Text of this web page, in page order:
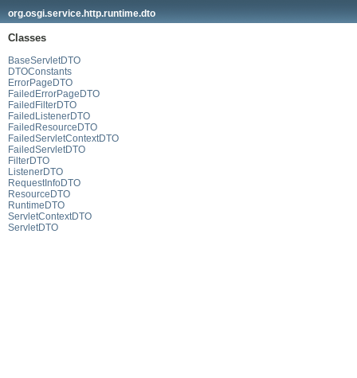
org.osgi.service.http.runtime.dto
Classes
BaseServletDTO
DTOConstants
ErrorPageDTO
FailedErrorPageDTO
FailedFilterDTO
FailedListenerDTO
FailedResourceDTO
FailedServletContextDTO
FailedServletDTO
FilterDTO
ListenerDTO
RequestInfoDTO
ResourceDTO
RuntimeDTO
ServletContextDTO
ServletDTO